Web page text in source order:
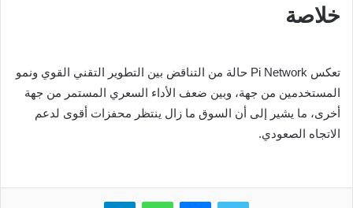
خلاصة
تعكس Pi Network حالة من التناقض بين التطوير التقني القوي ونمو
المستخدمين من جهة، وبين ضعف الأداء السعري المستمر من جهة
أخرى، ما يشير إلى أن السوق ما زال ينتظر محفزات أقوى لدعم
الاتجاه الصعودي.
تويتر ماسنجرواتساب تيلقرام